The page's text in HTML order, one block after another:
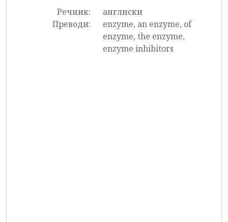
Речник:
англиски
Преводи:
enzyme, an enzyme, of
enzyme, the enzyme,
enzyme inhibitors